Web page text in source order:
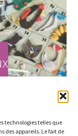
technologies telles que
des appareils. Le fait de